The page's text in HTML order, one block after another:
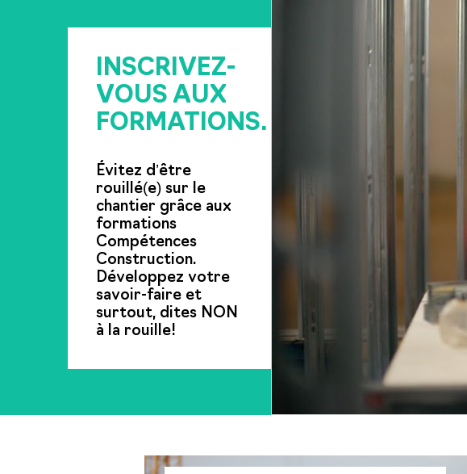
INSCRIVEZ-
VOUS AUX
FORMATIONS.
Évitez d’être
rouillé(e) sur le
chantier grâce aux
formations
Compétences
Construction.
Développez votre
savoir-faire et
surtout, dites NON
à la rouille!